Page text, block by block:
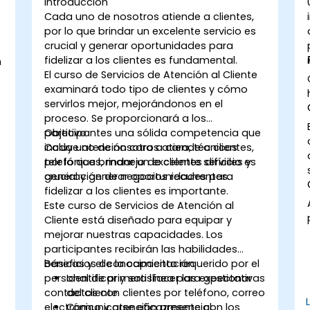
Cada uno de nosotros atiende a clientes,
por lo que brindar un excelente servicio es
crucial y generar oportunidades para
fidelizar a los clientes es fundamental.
El curso de Servicios de Atención al Cliente
examinará todo tipo de clientes y cómo
servirlos mejor, mejorándonos en el
proceso. Se proporcionará a los
participantes una sólida competencia que
incluye atención cara a cara, técnicas
telefónicas, manejo de clientes difíciles y
generación de negocios recurrentes.
Objetivo
Cada uno de nosotros atiende a clientes,
por lo que brindar un excelente servicio es
crucial y generar oportunidades para
fidelizar a los clientes es importante.
Este curso de Servicios de Atención al
Cliente está diseñado para equipar y
mejorar nuestras capacidades. Los
participantes recibirán las habilidades
básicas y el conocimiento requerido por el
personal de primera línea para gestionar
contactos con clientes por teléfono, correo
electrónico y atención presencial,
Beneficios de la capacitación
Identificar y satisfacer las expectativas
del cliente
Comunicarse eficazmente con los